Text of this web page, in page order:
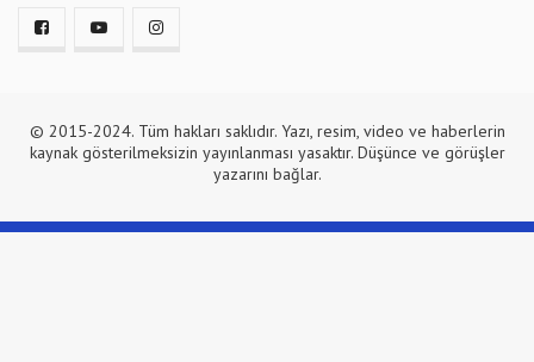
© 2015-2024. Tüm hakları saklıdır. Yazı, resim, video ve haberlerin
kaynak gösterilmeksizin yayınlanması yasaktır. Düşünce ve görüşler
yazarını bağlar.